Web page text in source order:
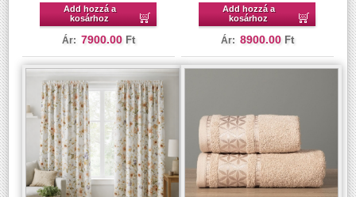
Add hozzá a
kosárhoz
Ár: 7900.00 Ft
Add hozzá a
kosárhoz
Ár: 8900.00 Ft